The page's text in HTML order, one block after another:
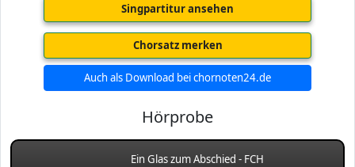
Singpartitur ansehen
Chorsatz merken
Auch als Download bei chornoten24.de
Hörprobe
Ein Glas zum Abschied - FCH